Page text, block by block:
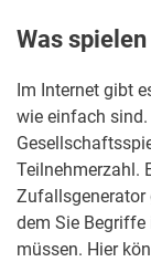
Was
Im Internet gibt
wie einfach
Teilnehmerzahl.
Zufallsgenerator
dem Sie Begriffe
müssen. Hier